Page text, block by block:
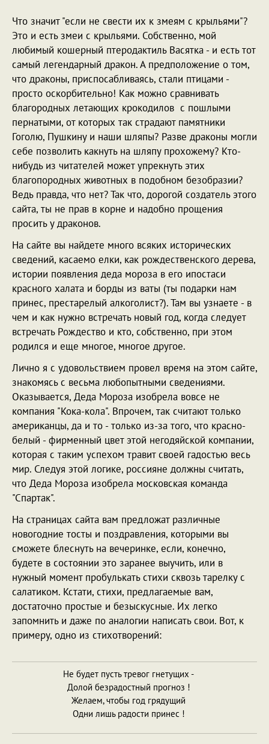
Что значит "если не свести их к змеям с крыльями"?
Это и есть змеи с крыльями. Собственно, мой
любимый кошерный птеродактиль Васятка - и есть тот
самый легендарный дракон. А предположение о том,
что драконы, приспосабливаясь, стали птицами -
просто оскорбительно! Как можно сравнивать
благородных летающих крокодилов с пошлыми
пернатыми, от которых так страдают памятники
Гоголю, Пушкину и наши шляпы? Разве драконы могли
себе позволить какнуть на шляпу прохожему? Кто-
нибудь из читателей может упрекнуть этих
благопородных животных в подобном безобразии?
Ведь правда, что нет? Так что, дорогой создатель этого
сайта, ты не прав в корне и надобно прощения
просить у драконов.
На сайте вы найдете много всяких исторических
сведений, касаемо елки, как рождественского дерева,
истории появления деда мороза в его ипостаси
красного халата и борды из ваты (ты подарки нам
принес, престарелый алкоголист?). Там вы узнаете - в
чем и как нужно встречать новый год, когда следует
встречать Рождество и кто, собственно, при этом
родился и еще многое, многое другое.
Лично я с удовольствием провел время на этом сайте,
знакомясь с весьма любопытными сведениями.
Оказывается, Деда Мороза изобрела вовсе не
компания "Кока-кола". Впрочем, так считают только
американцы, да и то - только из-за того, что красно-
белый - фирменный цвет этой негодяйской компании,
которая с таким успехом травит своей гадостью весь
мир. Следуя этой логике, россияне должны считать,
что Деда Мороза изобрела московская команда
"Спартак".
На страницах сайта вам предложат различные
новогодние тосты и поздравления, которыми вы
сможете блеснуть на вечеринке, если, конечно,
будете в состоянии это заранее выучить, или в
нужный момент пробулькать стихи сквозь тарелку с
салатиком. Кстати, стихи, предлагаемые вам,
достаточно простые и безыскусные. Их легко
запомнить и даже по аналогии написать свои. Вот, к
примеру, одно из стихотворений:
Не будет пусть тревог гнетущих -
Долой безрадостный прогноз !
Желаем, чтобы год грядущий
Одни лишь радости принес !